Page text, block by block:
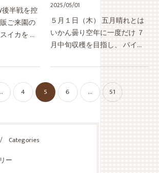
後半戦を控
ご来園の
イカを ぼ
寄って
2025/05/01
５月１日（木） 五月晴れとは
いかん曇り空年に一度だけ ７
月中旬収穫を目指し、 パイプ
を植えて、 "にわかメロン
屋"にもなる スイカとの"二刀
流"の栽培スタート！！今日は
4 5 6 ... 51
Categories
ー